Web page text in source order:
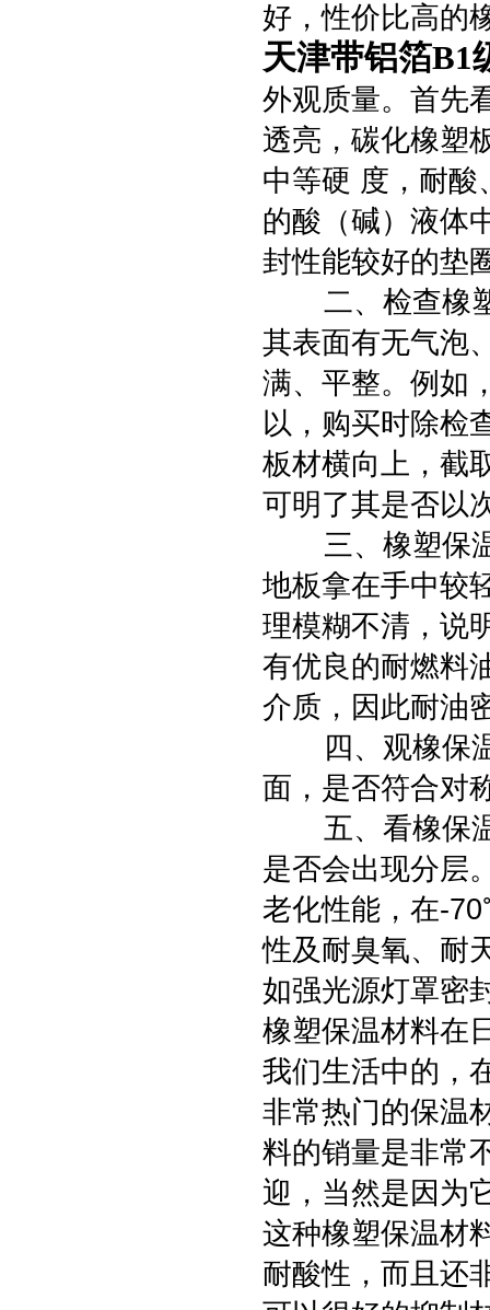
好，性价比高的
天津带铝箔B1
外观质量。首先
透亮，碳化橡塑
中等硬 度，耐酸
的酸（碱）液体
封性能较好的垫
二、检查橡塑
其表面有无气泡
满、平整。例如
以，购买时除检
板材横向上，截
可明了其是否以
三、橡塑保温
地板拿在手中较
理模糊不清，说
有优良的耐燃料
介质，因此耐油
四、观橡保温
面，是否符合对
五、看橡保温
是否会出现分层
老化性能，在-
性及耐臭氧、耐
如强光源灯罩密
橡塑保温材料在
我们生活中的，
非常热门的保温
料的销量是非常
迎，当然是因为
这种橡塑保温材
耐酸性，而且还